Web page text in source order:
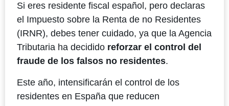
Si eres residente fiscal español, pero declaras
el Impuesto sobre la Renta de no Residentes
(IRNR), debes tener cuidado, ya que la Agencia
Tributaria ha decidido reforzar el control del
fraude de los falsos no residentes.
Este año, intensificarán el control de los
residentes en España que reducen